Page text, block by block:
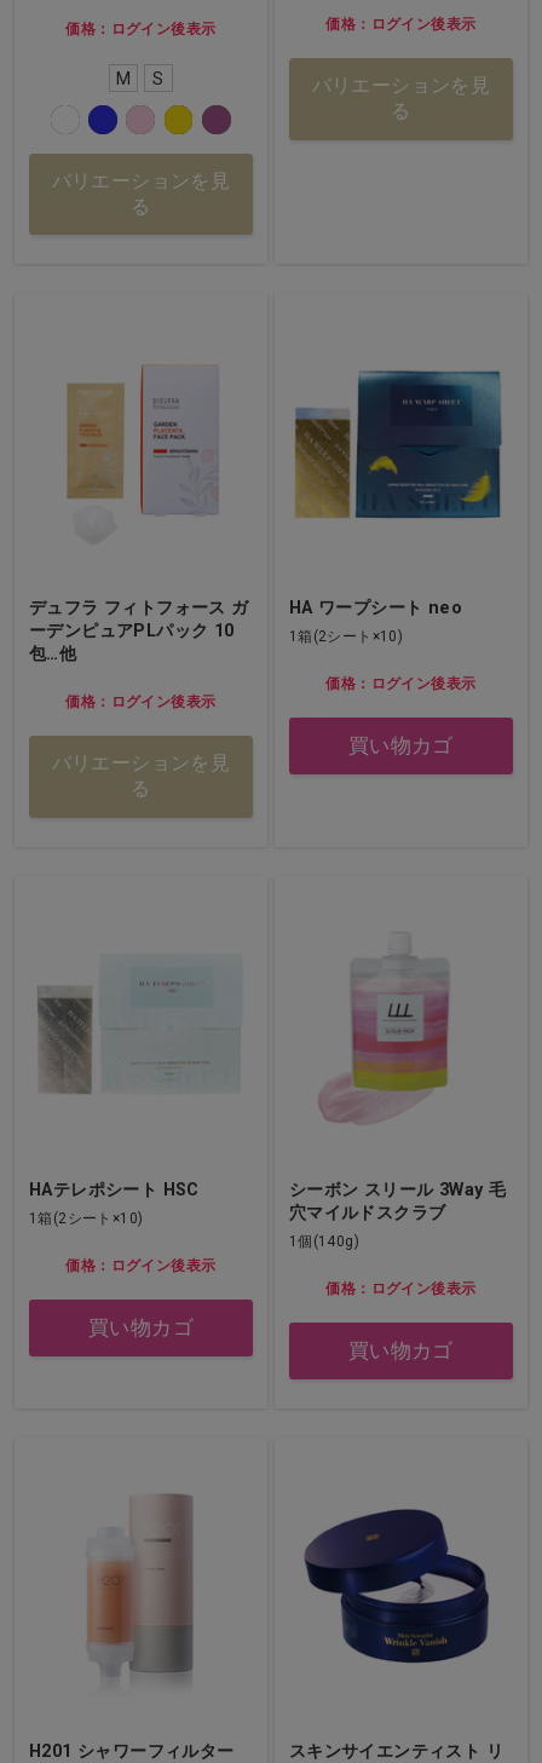
価格：ログイン後表示
M S
バリエーションを見
る
価格：ログイン後表示
バリエーションを見
る
デュフラ フィトフォース ガ
ーデンピュアPLパック 10
包…他
価格：ログイン後表示
バリエーションを見
る
HA ワープシート neo
1箱(2シート×10)
価格：ログイン後表示
買い物カゴ
HAテレポシート HSC
1箱(2シート×10)
価格：ログイン後表示
買い物カゴ
シーボン スリール 3Way 毛
穴マイルドスクラブ
1個(140g)
価格：ログイン後表示
買い物カゴ
H201 シャワーフィルター
スキンサイエンティスト リ